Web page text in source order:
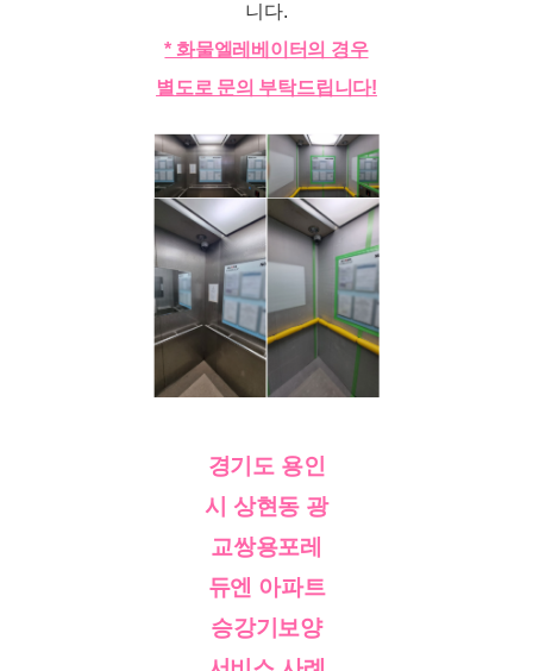
니다.
* 화물엘레베이터의 경우
별도로 문의 부탁드립니다!
경기도 용인
시 상현동 광
교쌍용포레
듀엔 아파트
승강기보양